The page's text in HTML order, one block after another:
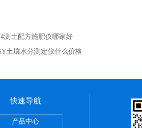
测土配方施肥仪哪家好
土壤水分测定仪什么价格
仪
快速导航
产品中心